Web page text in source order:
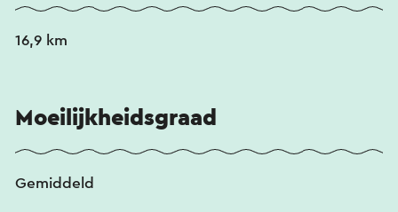
16,9 km
Moeilijkheidsgraad
Gemiddeld